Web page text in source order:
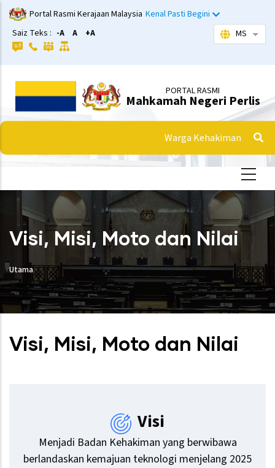
Langkau
ke
kandungan
utama
Portal Rasmi Kerajaan Malaysia Kenal Pasti Begini
Saiz Teks : -A A +A MS
PORTAL RASMI
Mahkamah Negeri Perlis
Warga Kehakiman
Visi, Misi, Moto dan Nilai
Utama
Visi, Misi, Moto dan Nilai
Visi
Menjadi Badan Kehakiman yang berwibawa
berlandaskan kemajuan teknologi menjelang 2025